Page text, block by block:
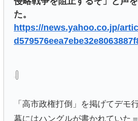
た。
https://news.yahoo.co.jp/
「高市政権打倒」を掲げてデモ
幕にはハングルが書かれていた